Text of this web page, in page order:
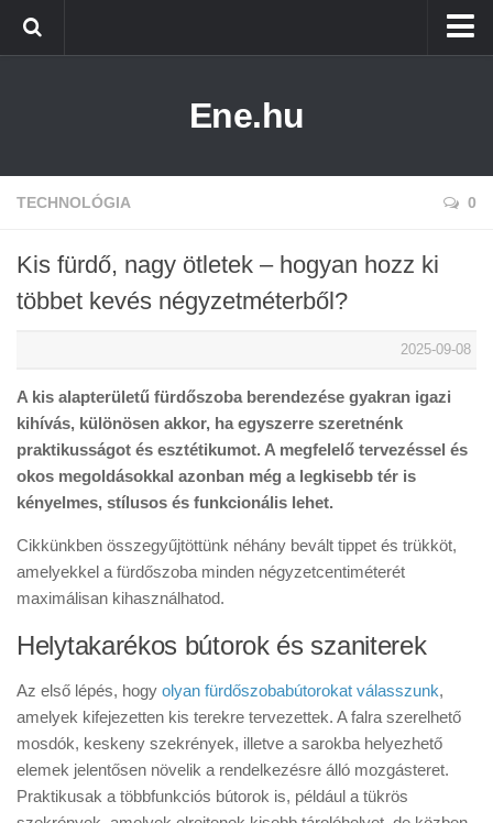
Életmód
Ene.hu
TECHNOLÓGIA 0
Kis fürdő, nagy ötletek – hogyan hozz ki
többet kevés négyzetméterből?
2025-09-08
A kis alapterületű fürdőszoba berendezése gyakran igazi
kihívás, különösen akkor, ha egyszerre szeretnénk
praktikusságot és esztétikumot. A megfelelő tervezéssel és
okos megoldásokkal azonban még a legkisebb tér is
kényelmes, stílusos és funkcionális lehet.
Cikkünkben összegyűjtöttünk néhány bevált tippet és trükköt,
amelyekkel a fürdőszoba minden négyzetcentiméterét
maximálisan kihasználhatod.
Helytakarékos bútorok és szaniterek
Az első lépés, hogy olyan fürdőszobabútorokat válasszunk,
amelyek kifejezetten kis terekre tervezettek. A falra szerelhető
mosdók, keskeny szekrények, illetve a sarokba helyezhető
elemek jelentősen növelik a rendelkezésre álló mozgásteret.
Praktikusak a többfunkciós bútorok is, például a tükrös